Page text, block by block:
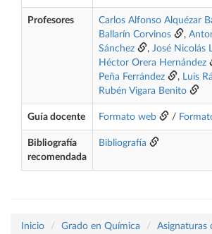
Profesores Carlos Alfonso Alquézar
Ballarín Corvinos
,
Sánchez
, José Nicolás
Héctor Orera Hernández
Peña Ferrández
, Luis
Rubén Vigara Benito
Guía docente Formato web /
Bibliografía
recomendada
Bibliografía
Inicio Grado en Química
Asignaturas